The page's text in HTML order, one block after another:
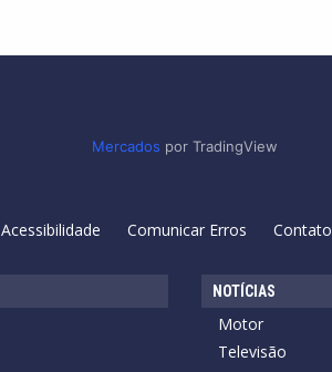
Mercados por TradingView
Acessibilidade Comunicar Erros Contato
NOTÍCIAS
Motor
Televisão